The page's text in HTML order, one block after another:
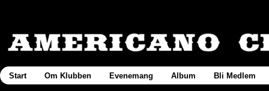
Start Om Klubben Evenemang Album Bli Medlem